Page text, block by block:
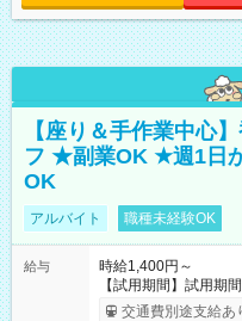
【座り＆手作業中心
フ ★副業OK ★週1日
OK
アルバイト 職種未経験OK
給与
時給1,400円～
【試用期間】試用期
給与は本採用時と同じ
交通費別途支給あ